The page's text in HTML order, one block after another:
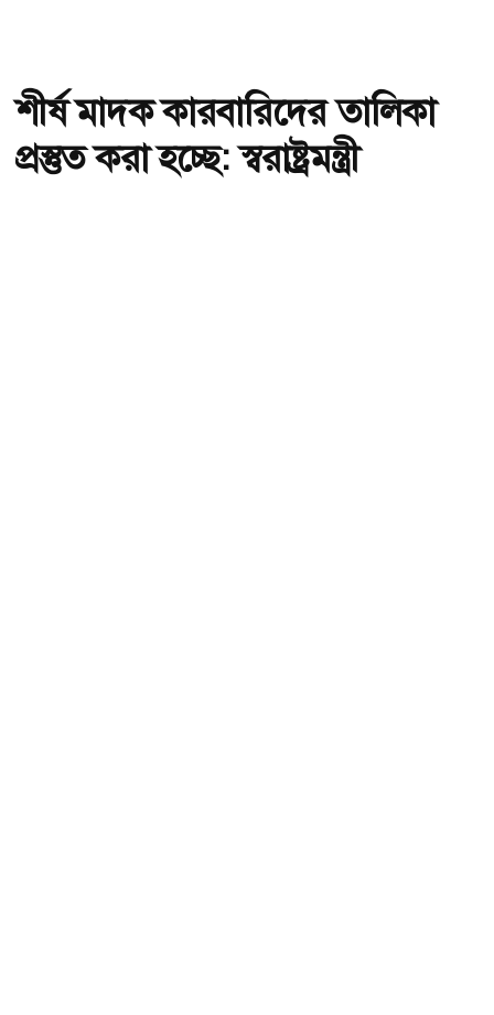
শীর্ষ মাদক কারবারিদের তালিকা
প্রস্তুত করা হচ্ছে: স্বরাষ্ট্রমন্ত্রী